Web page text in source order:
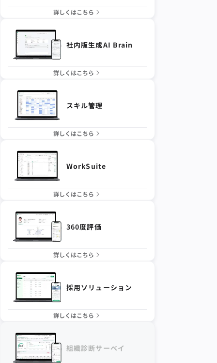
詳しくはこちら
社内版生成AI Brain
詳しくはこちら
スキル管理
詳しくはこちら
WorkSuite
詳しくはこちら
360度評価
詳しくはこちら
採用ソリューション
詳しくはこちら
組織診断サーベイ